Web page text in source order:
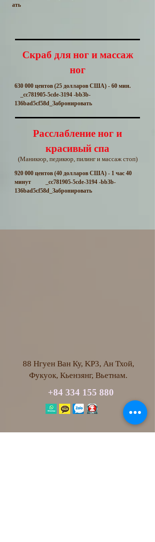
ать
Скраб для ног и массаж
ног
630 000 центов (25 долларов США) - 60 мин.
_cc781905-5cde-3194 -bb3b-
136bad5cf58d_Забронировать
Расслабление ног и
красивый спа
(Маникюр, педикюр, пилинг и массаж стоп)
920 000 центов (40 долларов США) - 1 час 40
минут _cc781905-5cde-3194 -bb3b-
136bad5cf58d_Забронировать
88 Нгуен Ван Ку, KP3, Ан Тхой,
Фукуок, Кьензянг, Вьетнам.
+84 334 155 880